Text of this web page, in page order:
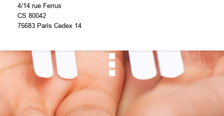
4/14 rue Ferrus
CS 80042
75683 Paris Cedex 14